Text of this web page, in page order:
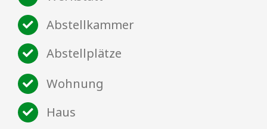
Abstellkammer
Abstellplätze
Wohnung
Haus